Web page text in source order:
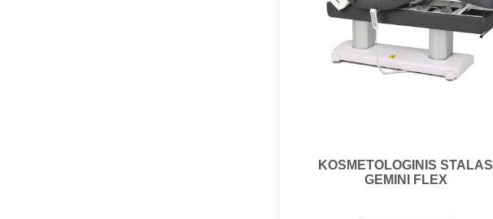
KOSMETOLOGINIS STALAS
GEMINI FLEX